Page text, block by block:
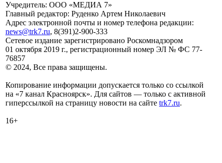
Учредитель: ООО «МЕДИА 7»
Главный редактор: Руденко Артем Николаевич
Адрес электронной почты и номер телефона редакции:
news@trk7.ru, 8(391)2-900-333
Сетевое издание зарегистрировано Роскомнадзором
01 октября 2019 г., регистрационный номер ЭЛ № ФС 77-
76857
© 2024, Все права защищены.
Копирование информации допускается только со ссылкой
на «7 канал Красноярск». Для сайтов — только с активной
гиперссылкой на страницу новости на сайте trk7.ru.
16+